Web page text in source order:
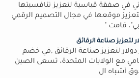
في صفقة قياسية لتعزيز تنافسيتها
موقعها في مجال التصميم الرقمي
قامت "
27 مليار دولار لتعزيز صناعة الرقائق ,في خضم
مع الولايات المتحدة، تسعى الصين
أشباه ال